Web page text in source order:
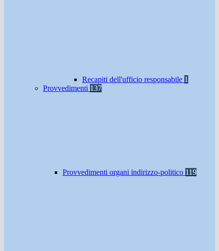
Recapiti dell'ufficio responsabile 1
Provvedimenti 137
Provvedimenti organi indirizzo-politico 119